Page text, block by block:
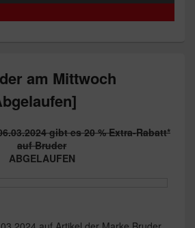
am Mittwoch
gibt es 20 % Extra-Rabatt*
auf Bruder
ABGELAUFEN